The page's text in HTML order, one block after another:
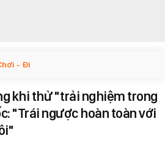
- Đi
khi thử "trải nghiệm trong
"Trái ngược hoàn toàn với